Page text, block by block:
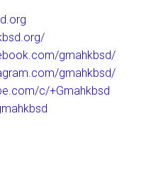
gmahkbsd/
gmahkbsd/
c/+Gmahkbsd